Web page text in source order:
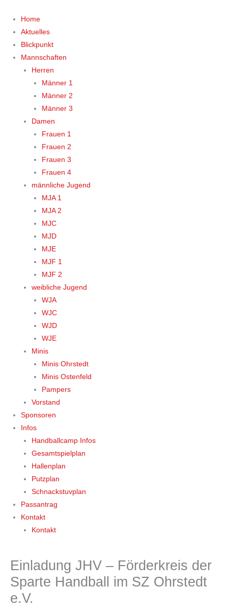
Home
Aktuelles
Blickpunkt
Mannschaften
Herren
Männer 1
Männer 2
Männer 3
Damen
Frauen 1
Frauen 2
Frauen 3
Frauen 4
männliche Jugend
MJA 1
MJA 2
MJC
MJD
MJE
MJF 1
MJF 2
weibliche Jugend
WJA
WJC
WJD
WJE
Minis
Minis Ohrstedt
Minis Ostenfeld
Pampers
Vorstand
Sponsoren
Infos
Handballcamp Infos
Gesamtspielplan
Hallenplan
Putzplan
Schnackstuvplan
Passantrag
Kontakt
Kontakt
Einladung JHV – Förderkreis der
Sparte Handball im SZ Ohrstedt
e.V.